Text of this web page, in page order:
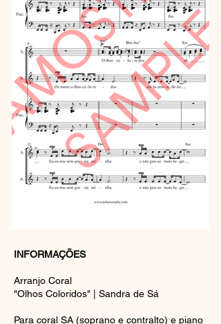
INFORMAÇÕES
Arranjo Coral
"Olhos Coloridos" | Sandra de Sá
Para coral SA (soprano e contralto) e piano